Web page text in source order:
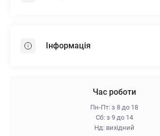
Пінопласт
Інформація
Гарантія та повернення
Час роботи
Пн-Пт: з 8 до 18
Сб: з 9 до 14
Нд: вихідний